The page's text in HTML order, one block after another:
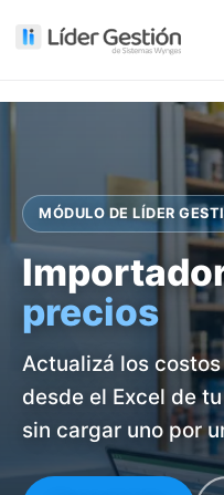
MÓDULO DE LÍDER
precios
Actualizá los
desde el Excel de
sin cargar uno por